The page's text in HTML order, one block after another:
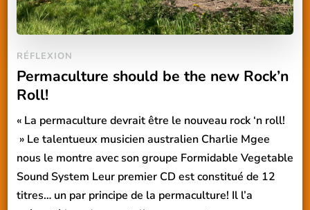
RÉFLEXION
Permaculture should be the new Rock’n
Roll!
« La permaculture devrait être le nouveau rock ‘n roll!
» Le talentueux musicien australien Charlie Mgee
nous le montre avec son groupe Formidable Vegetable
Sound System Leur premier CD est constitué de 12
titres… un par principe de la permaculture! Il l’a